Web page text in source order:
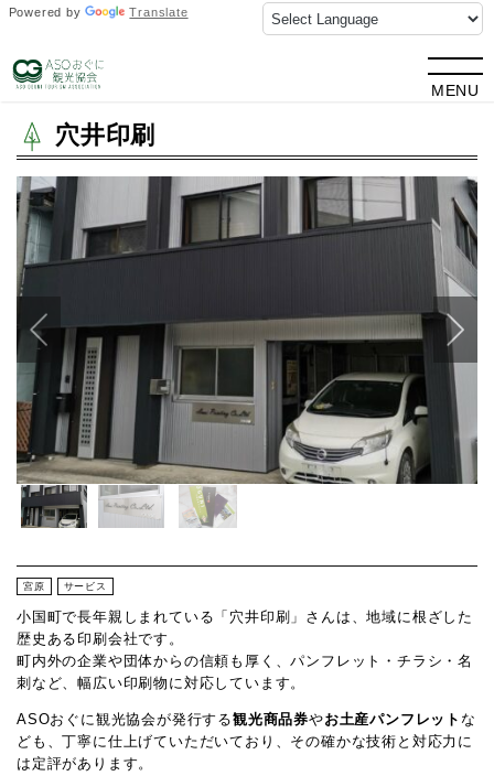
Powered by Translate
MENU
TOP >観光情報
穴井印刷
宮原 サービス
小国町で長年親しまれている「穴井印刷」さんは、地域に根ざした
歴史ある印刷会社です。
町内外の企業や団体からの信頼も厚く、パンフレット・チラシ・名
刺など、幅広い印刷物に対応しています。
ASOおぐに観光協会が発行する観光商品券やお土産パンフレットな
ども、丁寧に仕上げていただいており、その確かな技術と対応力に
は定評があります。